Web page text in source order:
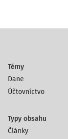
Témy
Dane
Účtovníctvo
Typy obsahu
Články